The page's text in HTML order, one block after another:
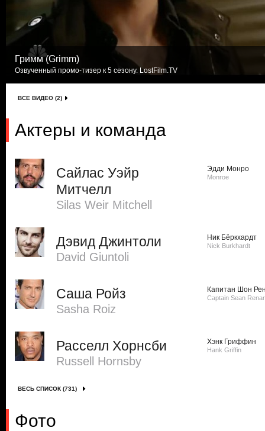
Гримм (Grimm)
Озвученный промо-тизер к 5 сезону. LostFilm.TV
ВСЕ ВИДЕО (2)
Актеры и команда
Сайлас Уэйр
Митчелл
Silas Weir Mitchell
Эдди Монро
Monroe
Дэвид Джинтоли
David Giuntoli
Ник Бёркхардт
Nick Burkhardt
Саша Ройз
Sasha Roiz
Капитан Шон
Captain Sean
Расселл Хорнсби
Russell Hornsby
Хэнк Гриффин
Hank Griffin
ВЕСЬ СПИСОК (731)
Фото